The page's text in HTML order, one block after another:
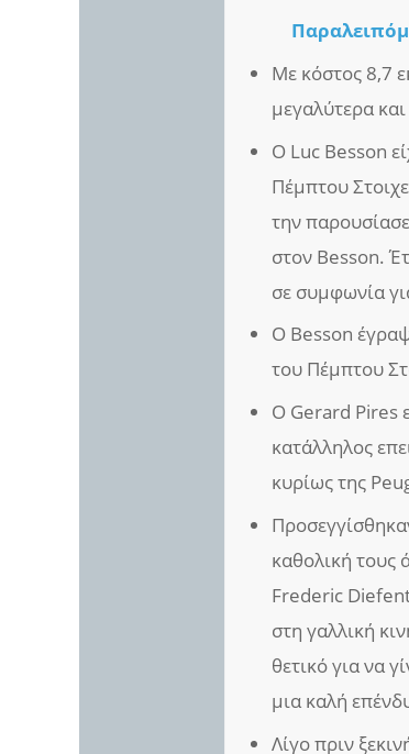
Με κόστος 8,7
μεγαλύτερα
Ο Luc Besson
Πέμπτου
την
στον Besson.
σε συμφωνία
Ο Besson
του Πέμπτου
Ο Gerard Pires
κατάλληλος
κυρίως της
καθολική τους
Frederic
στη γαλλική
θετικό για να
μια καλή
Λίγο πριν